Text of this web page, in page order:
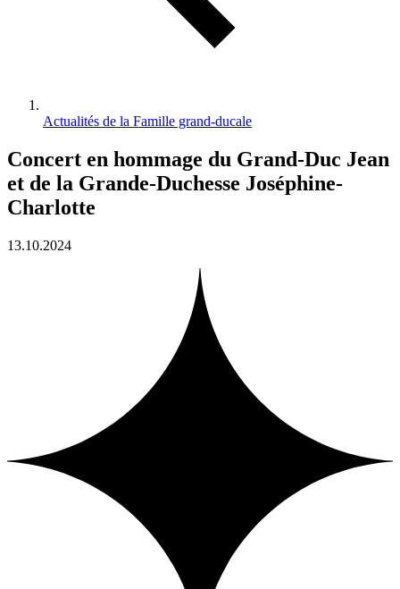
Actualités de la Famille grand-ducale
Concert en hommage du Grand-Duc Jean
et de la Grande-Duchesse Joséphine-
Charlotte
13.10.2024